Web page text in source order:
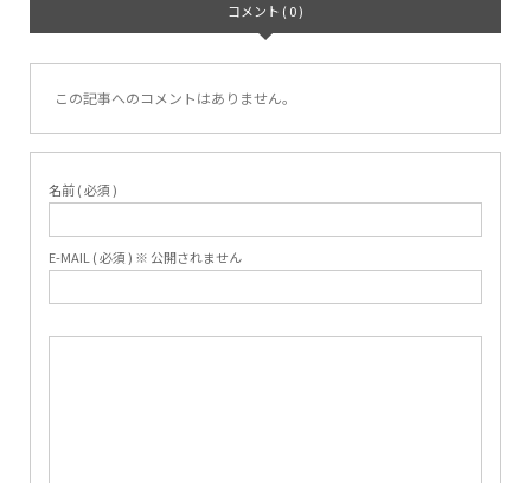
コメント ( 0 )
この記事へのコメントはありません。
名前 ( 必須 )
E-MAIL ( 必須 ) ※ 公開されません